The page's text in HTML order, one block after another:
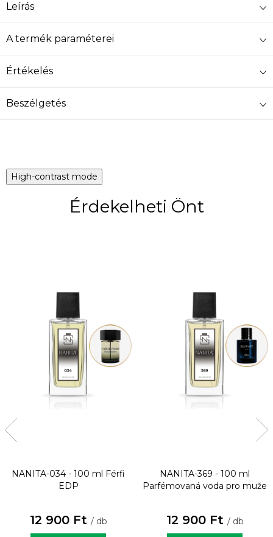
Leírás
A termék paraméterei
Értékelés
Beszélgetés
High-contrast mode
Érdekelheti Önt
NANITA-034 - 100 ml
Férfi
EDP
12 900 Ft / db
NANITA-369 - 100 ml
Parfémovaná voda pro muže
12 900 Ft / db